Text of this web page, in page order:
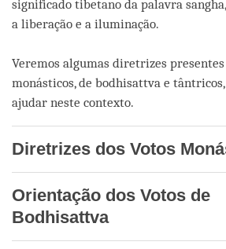
significado tibetano da palavra
a liberação e a iluminação.
Veremos algumas diretrizes presentes
monásticos, de bodhisattva e
ajudar neste contexto.
Diretrizes dos Votos
Orientação dos Votos de
Bodhisattva